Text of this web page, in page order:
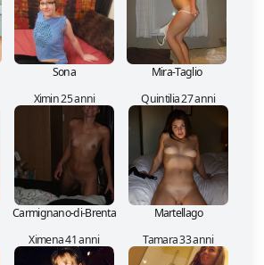
Sona
Mira-Taglio
Ximin 25 anni
Carmignano-di-Brenta
Quintilia 27 anni
Martellago
Ximena 41 anni Tamara 33 anni